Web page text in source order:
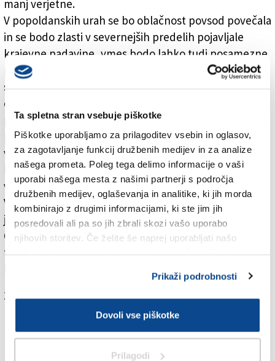
Ta spletna stran vsebuje piškotke
Piškotke uporabljamo za prilagoditev vsebin in oglasov,
za zagotavljanje funkcij družbenih medijev in za analize
našega prometa. Poleg tega delimo informacije o vaši
uporabi našega mesta z našimi partnerji s področja
družbenih medijev, oglaševanja in analitike, ki jih morda
kombinirajo z drugimi informacijami, ki ste jim jih
posredovali ali pa so jih zbrali skozi vašo uporabo
njihovih storitev. Če želite še naprej uporabljati našo
Prikaži podrobnosti
Dovoli vse piškotke
Prilagodi
manj verjetne.
V popoldanskih urah se bo oblačnost povsod povečala
in se bodo zlasti v severnejših predelih pojavljale
krajevne padavine, vmes bodo lahko tudi posamezne
plohe ali nevihte. V južnejših predelih bo več
spremenljivosti. Jutri bo delno jasno do spremenljivo
oblačno, zlasti v popoldanskih urah lahko nastanejo
posamezne krajevne nevihte, kakšna posamezna
ploha ali nevihta morda lahko tudi ob morju. Šlo pa bo
v morebitnem pritrdilem primeru, za časovno in
krajevno omejene pojave. Kjer bodo nevihte, bo lahko
vmes tudi kakšna močnejša.
V nedeljo se bo vreme izboljšalo in bo prevladovala
jasnina. Ozračje se bo rahlo ohladilo.
Od ponedeljke bo več dni prevladovalo sončno in za
ta čas toplo vreme z le občasno popoldansko
Za branje in pisanje komentarjevje potrebna prijava